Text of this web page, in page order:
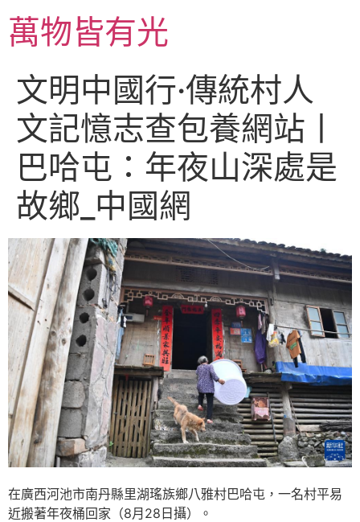
主萬物皆有光
文明中國行·傳統村人
文記憶志查包養網站丨
巴哈屯：年夜山深處是
故鄉_中國網
在廣西河池市南丹縣里湖瑤族鄉八雅村巴哈屯，一名村平易
近搬著年夜桶回家（8月28日攝）。